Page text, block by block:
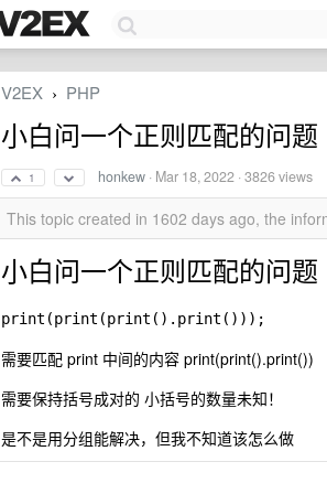
V2EX › PHP
小白问一个正则匹配的问题
1 honkew · Mar 18, 2022 · 3826 views
This topic created in 1602 days ago, the
小白问一个正则匹配的问题
print(print(print().print()));
需要匹配 print 中间的内容 print(print().print())
需要保持括号成对的 小括号的数量未知！
是不是用分组能解决，但我不知道该怎么做